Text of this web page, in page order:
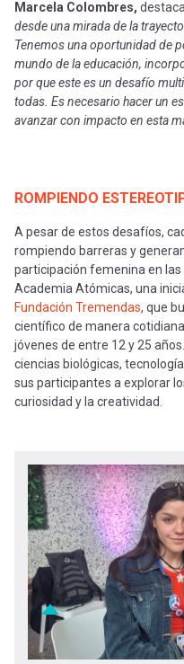
Marcela Colombres,
desde una mirada de la
Tenemos una oportunidad de
mundo de la educación,
por que este es un desafío
todas. Es necesario hacer un
avanzar con impacto en esta
ROMPIENDO
A pesar de estos desafíos,
rompiendo barreras y
participación femenina en las
Academia Atómicas, una
Fundación Tremendas, que
científico de manera
jóvenes de entre 12 y 25
ciencias biológicas,
sus participantes a explorar
curiosidad y la creatividad.